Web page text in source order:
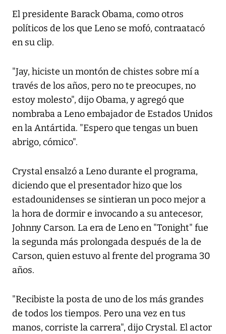
El presidente Barack Obama, como otros
políticos de los que Leno se mofó, contraatacó
en su clip.
"Jay, hiciste un montón de chistes sobre mí a
través de los años, pero no te preocupes, no
estoy molesto", dijo Obama, y agregó que
nombraba a Leno embajador de Estados Unidos
en la Antártida. "Espero que tengas un buen
abrigo, cómico".
Crystal ensalzó a Leno durante el programa,
diciendo que el presentador hizo que los
estadounidenses se sintieran un poco mejor a
la hora de dormir e invocando a su antecesor,
Johnny Carson. La era de Leno en "Tonight" fue
la segunda más prolongada después de la de
Carson, quien estuvo al frente del programa 30
años.
"Recibiste la posta de uno de los más grandes
de todos los tiempos. Pero una vez en tus
manos, corriste la carrera", dijo Crystal. El actor